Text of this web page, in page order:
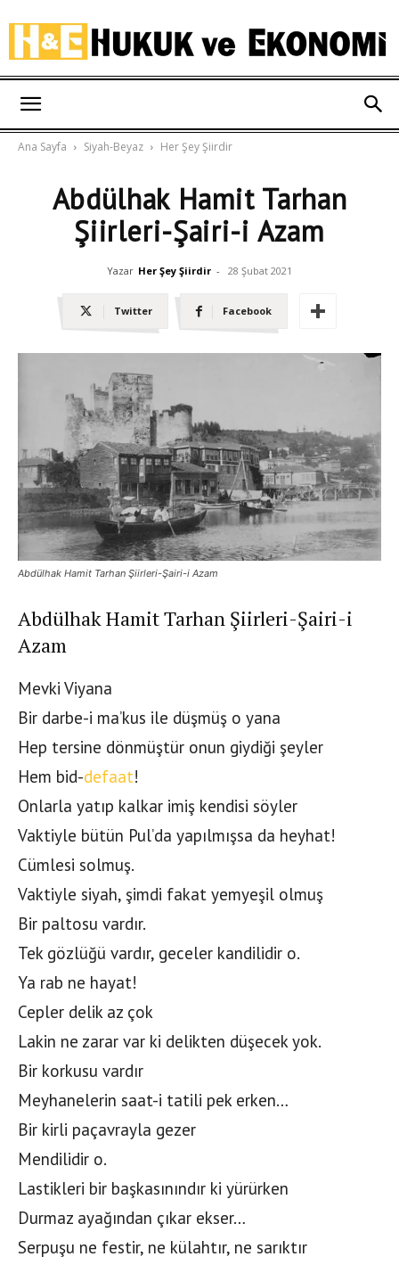
Ana Sayfa Siyah-Beyaz Her Şey Şiirdir
Abdülhak Hamit Tarhan
Şiirleri-Şairi-i Azam
Yazar Her Şey Şiirdir - 28 Şubat 2021
Twitter Facebook
Abdülhak Hamit Tarhan Şiirleri-Şairi-i Azam
Abdülhak Hamit Tarhan Şiirleri-Şairi-i
Azam
Mevki Viyana
Bir darbe-i ma’kus ile düşmüş o yana
Hep tersine dönmüştür onun giydiği şeyler
Hem bid-defaat!
Onlarla yatıp kalkar imiş kendisi söyler
Vaktiyle bütün Pul’da yapılmışsa da heyhat!
Cümlesi solmuş.
Vaktiyle siyah, şimdi fakat yemyeşil olmuş
Bir paltosu vardır.
Tek gözlüğü vardır, geceler kandilidir o.
Ya rab ne hayat!
Cepler delik az çok
Lakin ne zarar var ki delikten düşecek yok.
Bir korkusu vardır
Meyhanelerin saat-i tatili pek erken…
Bir kirli paçavrayla gezer
Mendilidir o.
Lastikleri bir başkasınındır ki yürürken
Durmaz ayağından çıkar ekser…
Serpuşu ne festir, ne külahtır, ne sarıktır